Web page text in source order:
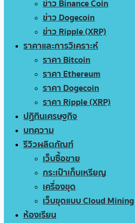
ข่าว Binance Coin
ข่าว Dogecoin
ข่าว Ripple (XRP)
ราคาและการวิเคราะห์
ราคา Bitcoin
ราคา Ethereum
ราคา Dogecoin
ราคา Ripple (XRP)
ปฏิทินเศรษฐกิจ
บทความ
รีวิวผลิตภัณฑ์
เว็บซื้อขาย
กระเป๋าเก็บเหรียญ
เครื่องขุด
เว็บขุดแบบ Cloud Mining
ห้องเรียน